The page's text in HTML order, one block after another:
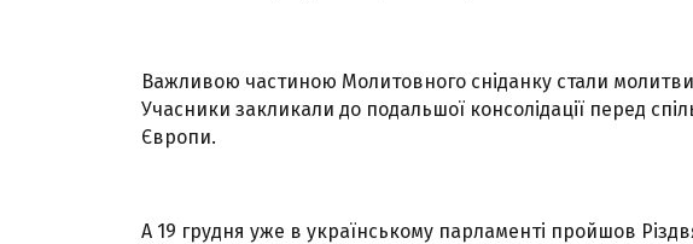
Важливою частиною Молитовного сніданку стали
Учасники закликали до подальшої консолідації перед
Європи.
А 19 грудня уже в українському парламенті пройшов